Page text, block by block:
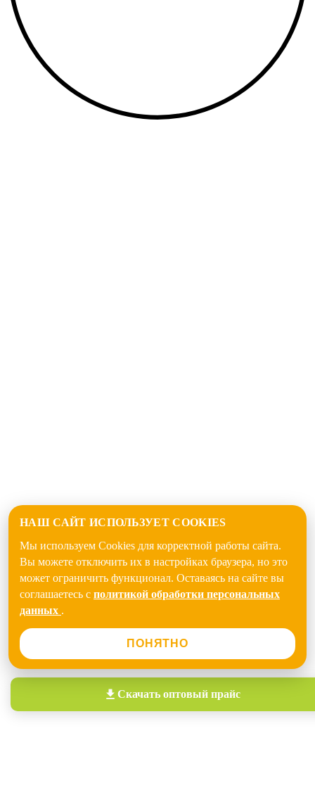
НАШ САЙТ ИСПОЛЬЗУЕТ COOKIES
Мы используем Cookies для корректной работы сайта.
Вы можете отключить их в настройках браузера, но это
может ограничить функционал. Оставаясь на сайте вы
соглашаетесь с политикой обработки персональных
данных .
ПОНЯТНО
Скачать оптовый прайс